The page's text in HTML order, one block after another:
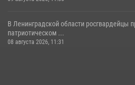
В Ленинградской области росгвардейцы
патриотическом ...
08 августа 2026, 11:31